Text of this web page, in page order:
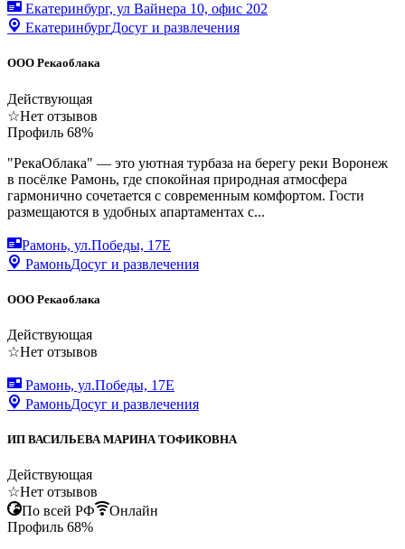
Екатеринбург, ул Вайнера 10, офис 202
ЕкатеринбургДосуг и развлечения
ООО Рекаоблака
Действующая
☆Нет отзывов
Профиль 68%
"РекаОблака" — это уютная турбаза на берегу реки Воронеж
в посёлке Рамонь, где спокойная природная атмосфера
гармонично сочетается с современным комфортом. Гости
размещаются в удобных апартаментах с...
Рамонь, ул.Победы, 17Е
РамоньДосуг и развлечения
ООО Рекаоблака
Действующая
☆Нет отзывов
Рамонь, ул.Победы, 17Е
РамоньДосуг и развлечения
ИП ВАСИЛЬЕВА МАРИНА ТОФИКОВНА
Действующая
☆Нет отзывов
По всей РФ
Онлайн
Профиль 68%